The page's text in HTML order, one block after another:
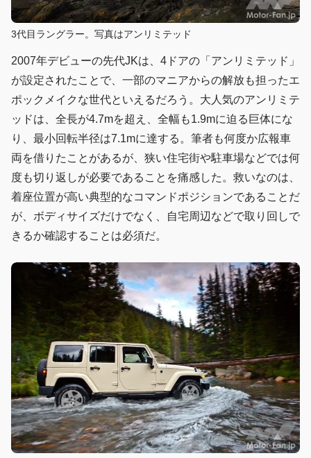
3代目ラングラー。写真はアンリミテッド
2007年デビューの先代JKは、4ドアの「アンリミテッド」
が設定されたことで、一部のマニアからの解放も担ったエ
ポックメイクな世代といえるだろう。大人気のアンリミテ
ッドは、全長が4.7mを超え、全幅も1.9mに迫る巨体にな
り、最小回転半径は7.1mに達する。筆者も何度か広報車
両を借りたことがあるが、狭い住宅街や駐車場などでは何
度も切り返しが必要であることを痛感した。救いなのは、
着座位置が高い典型的なコマンドポジションであることだ
が、ボディサイズだけでなく、自宅周辺などで取り回しで
きるか確認することは必須だ。